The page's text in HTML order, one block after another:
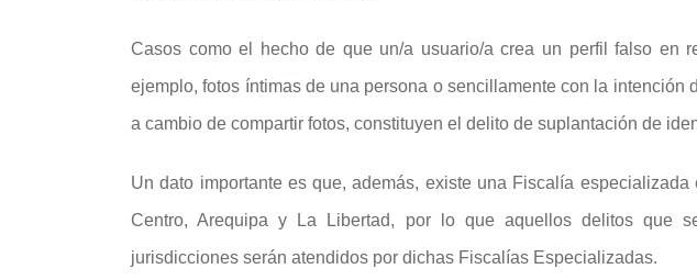
Casos como el hecho de que un/a usuario/a crea un perfil falso en
ejemplo, fotos íntimas de una persona o sencillamente con la intención
a cambio de compartir fotos, constituyen el delito de suplantación de
Un dato importante es que, además, existe una Fiscalía
Centro, Arequipa y La Libertad, por lo que aquellos delitos que
jurisdicciones serán atendidos por dichas Fiscalías Especializadas.